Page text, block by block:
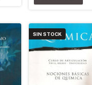
SIN STOCK